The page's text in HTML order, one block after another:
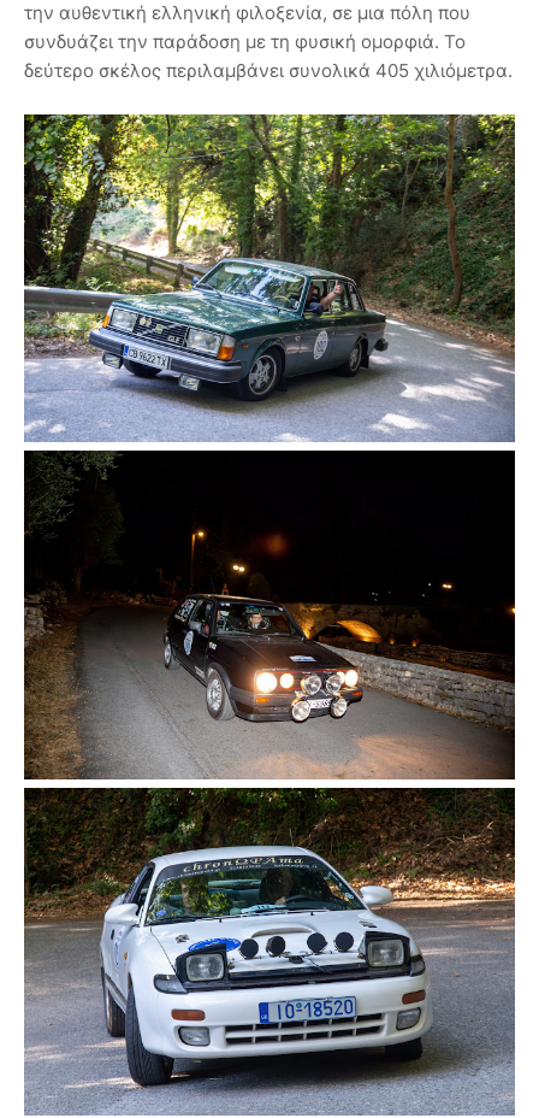
την αυθεντική ελληνική φιλοξενία, σε μια πόλη που
συνδυάζει την παράδοση με τη φυσική ομορφιά. Το
δεύτερο σκέλος περιλαμβάνει συνολικά 405 χιλιόμετρα.